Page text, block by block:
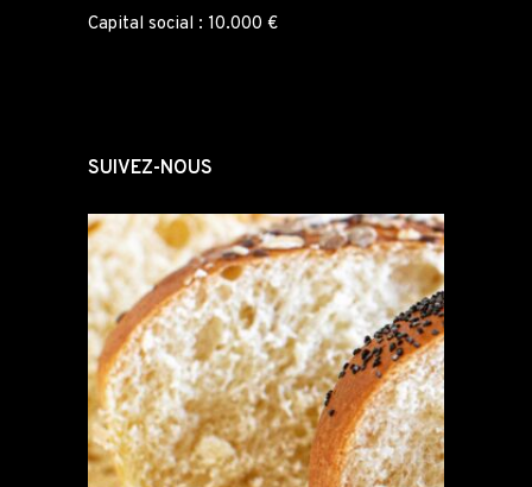
Capital social : 10.000 €
SUIVEZ-NOUS